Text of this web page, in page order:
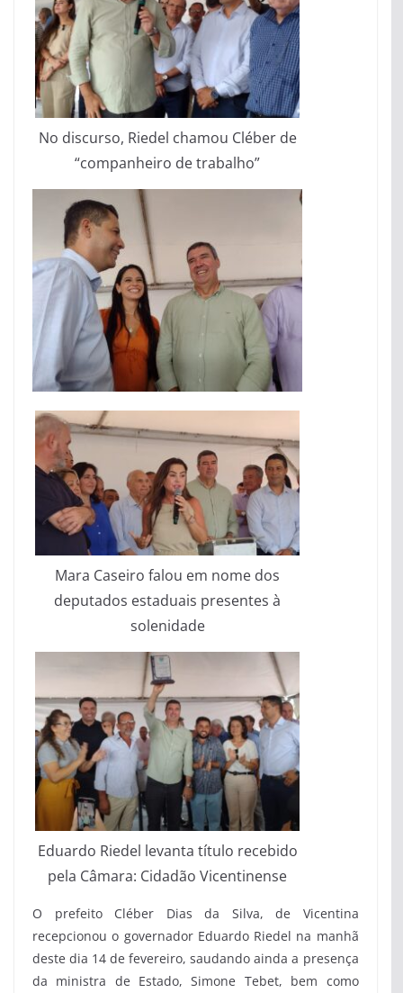
No discurso, Riedel chamou Cléber de
“companheiro de trabalho”
Mara Caseiro falou em nome dos
deputados estaduais presentes à
solenidade
Eduardo Riedel levanta título recebido
pela Câmara: Cidadão Vicentinense
O prefeito Cléber Dias da Silva, de Vicentina
recepcionou o governador Eduardo Riedel na manhã
deste dia 14 de fevereiro, saudando ainda a presença
da ministra de Estado, Simone Tebet, bem como